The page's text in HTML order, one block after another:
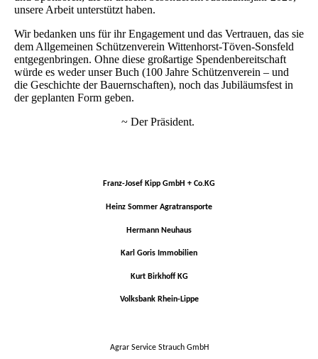
unsere Arbeit unterstützt haben.
Wir bedanken uns für ihr Engagement und das Vertrauen, das sie
dem Allgemeinen Schützenverein Wittenhorst-Töven-Sonsfeld
entgegenbringen. Ohne diese großartige Spendenbereitschaft
würde es weder unser Buch (100 Jahre Schützenverein – und
die Geschichte der Bauernschaften), noch das Jubiläumsfest in
der geplanten Form geben.
~ Der Präsident.
Franz-Josef Kipp GmbH + Co.KG
Heinz Sommer Agratransporte
Hermann Neuhaus
Karl Goris Immobilien
Kurt Birkhoff KG
Volksbank Rhein-Lippe
Agrar Service Strauch GmbH